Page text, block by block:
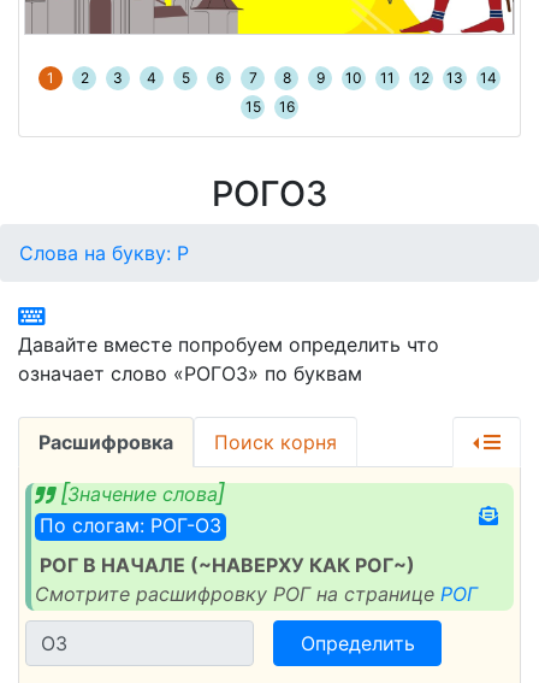
1 2 3 4 5 6 7 8 9 10 11 12 13
14
15
16
РОГОЗ
Слова на букву: Р
Давайте вместе попробуем определить что
означает слово «РОГОЗ» по буквам
Расшифровка Поиск корня
По слогам: РОГ-ОЗ
РОГ В НАЧАЛЕ (~НАВЕРХУ КАК РОГ~)
Смотрите расшифровку РОГ на странице РОГ
Значение слова
Определить